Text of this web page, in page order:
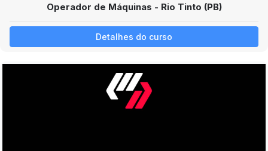
Operador de Máquinas - Rio Tinto (PB)
Detalhes do curso